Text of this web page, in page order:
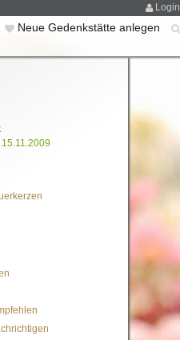
Login
Neue Gedenkstätte anlegen